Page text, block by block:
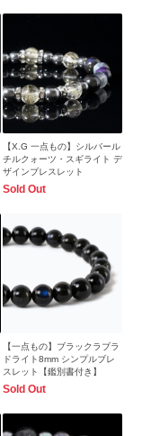
【X.G 一点もの】シルバール
チルクォーツ・スギライト デ
ザインブレスレット
Sold Out
【一点もの】ブラックラブラ
ドライト8mm シンプルブレ
スレット【鑑別書付き】
Sold Out